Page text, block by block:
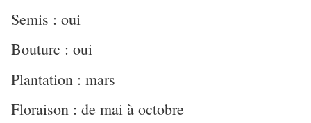
Semis : oui
Bouture : oui
Plantation : mars
Floraison : de mai à octobre